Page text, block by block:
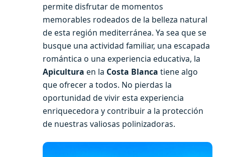
permite disfrutar de momentos
memorables rodeados de la belleza natural
de esta región mediterránea. Ya sea que se
busque una actividad familiar, una escapada
romántica o una experiencia educativa, la
Apicultura en la Costa Blanca tiene algo
que ofrecer a todos. No pierdas la
oportunidad de vivir esta experiencia
enriquecedora y contribuir a la protección
de nuestras valiosas polinizadoras.